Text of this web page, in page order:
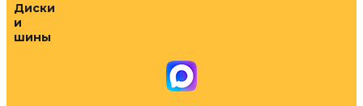
Диски
и
шины